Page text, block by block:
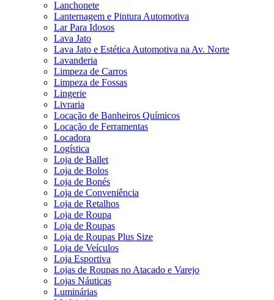
Lanchonete
Lanternagem e Pintura Automotiva
Lar Para Idosos
Lava Jato
Lava Jato e Estética Automotiva na Av. Norte
Lavanderia
Limpeza de Carros
Limpeza de Fossas
Lingerie
Livraria
Locação de Banheiros Químicos
Locação de Ferramentas
Locadora
Logística
Loja de Ballet
Loja de Bolos
Loja de Bonés
Loja de Conveniência
Loja de Retalhos
Loja de Roupa
Loja de Roupas
Loja de Roupas Plus Size
Loja de Veículos
Loja Esportiva
Lojas de Roupas no Atacado e Varejo
Lojas Náuticas
Luminárias